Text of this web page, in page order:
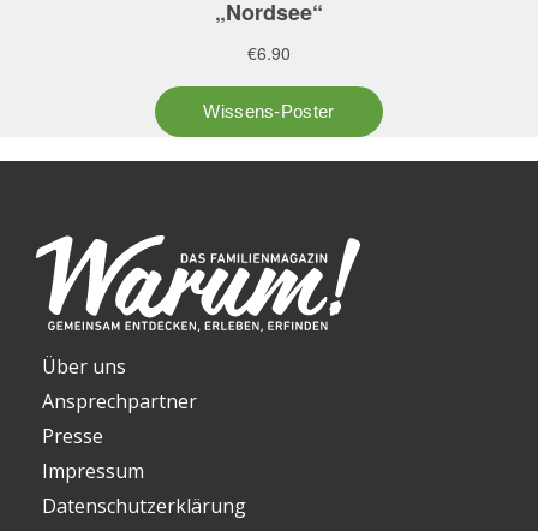
Über uns
Ansprechpartner
Presse
Impressum
Datenschutzerklärung